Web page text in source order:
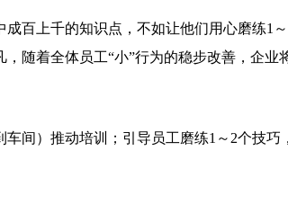
百上千的知识点，不如让他们用心磨练1
随着全体员工“小”行为的稳步改善，企业
间）推动培训；引导员工磨练1～2个技巧